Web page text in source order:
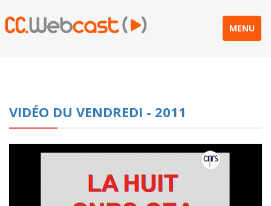
MENU
VIDÉO DU VENDREDI - 2011